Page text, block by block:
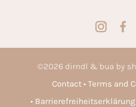
©2026 dirndl & bua by
Contact
Terms and
Barrierefreiheitserklärung